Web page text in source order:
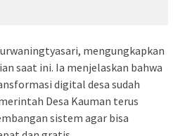
mengungkapkan
saat ini. Ia menjelaskan bahwa
digital desa sudah
Desa Kauman terus
sistem agar bisa